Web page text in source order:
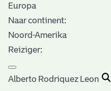
Europa
Naar continent:
Noord-Amerika
Reiziger:
Alberto Rodriquez Leon